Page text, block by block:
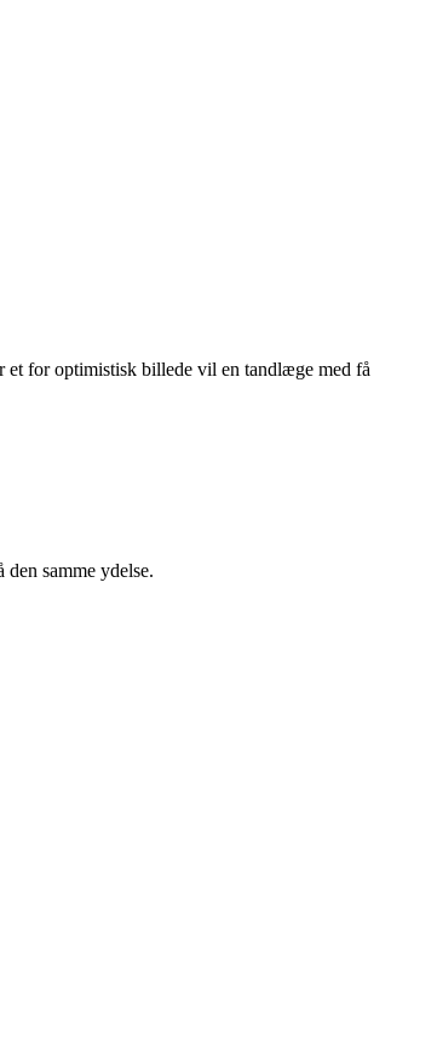
et for optimistisk billede vil en tandlæge med få
samme ydelse.